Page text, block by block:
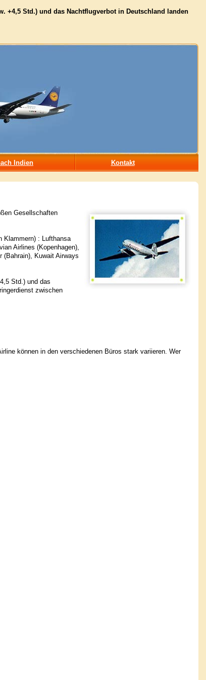
+4,5 Std.) und das Nachtflugverbot in Deutschland landen
Indien Kontakt
Gesellschaften
Klammern) : Lufthansa
Airlines (Kopenhagen),
(Bahrain), Kuwait Airways
Std.) und das
zwischen
können in den verschiedenen Büros stark variieren. Wer